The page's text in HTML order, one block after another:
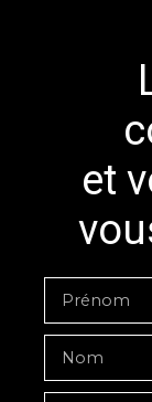
et
Prénom
Nom